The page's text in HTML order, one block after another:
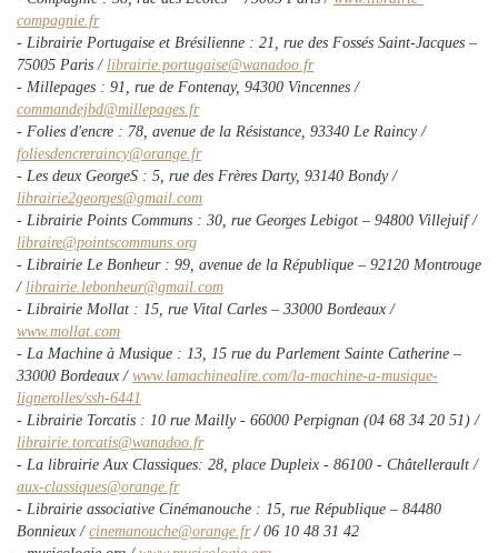
compagnie.fr
- Librairie Portugaise et Brésilienne : 21, rue des Fossés Saint-Jacques –
75005 Paris / librairie.portugaise@wanadoo.fr
- Millepages : 91, rue de Fontenay, 94300 Vincennes /
commandejbd@millepages.fr
- Folies d'encre : 78, avenue de la Résistance, 93340 Le Raincy /
foliesdencreraincy@orange.fr
- Les deux GeorgeS : 5, rue des Frères Darty, 93140 Bondy /
librairie2georges@gmail.com
- Librairie Points Communs : 30, rue Georges Lebigot – 94800 Villejuif /
libraire@pointscommuns.org
- Librairie Le Bonheur : 99, avenue de la République – 92120 Montrouge
/ librairie.lebonheur@gmail.com
- Librairie Mollat : 15, rue Vital Carles – 33000 Bordeaux /
www.mollat.com
- La Machine à Musique : 13, 15 rue du Parlement Sainte Catherine –
33000 Bordeaux / www.lamachinealire.com/la-machine-a-musique-
lignerolles/ssh-6441
- Librairie Torcatis : 10 rue Mailly - 66000 Perpignan (04 68 34 20 51) /
librairie.torcatis@wanadoo.fr
- La librairie Aux Classiques: 28, place Dupleix - 86100 - Châtellerault /
aux-classiques@orange.fr
- Librairie associative Cinémanouche : 15, rue République – 84480
Bonnieux / cinemanouche@orange.fr/ 06 10 48 31 42